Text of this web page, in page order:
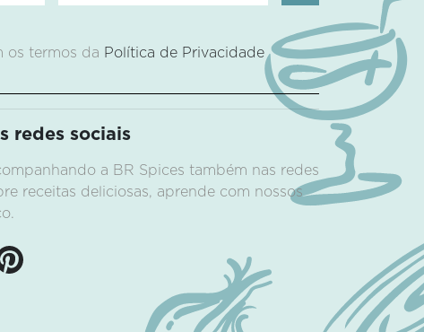
os termos da Política de Privacidade
redes sociais
a BR Spices também nas redes
receitas deliciosas, aprende com nossos